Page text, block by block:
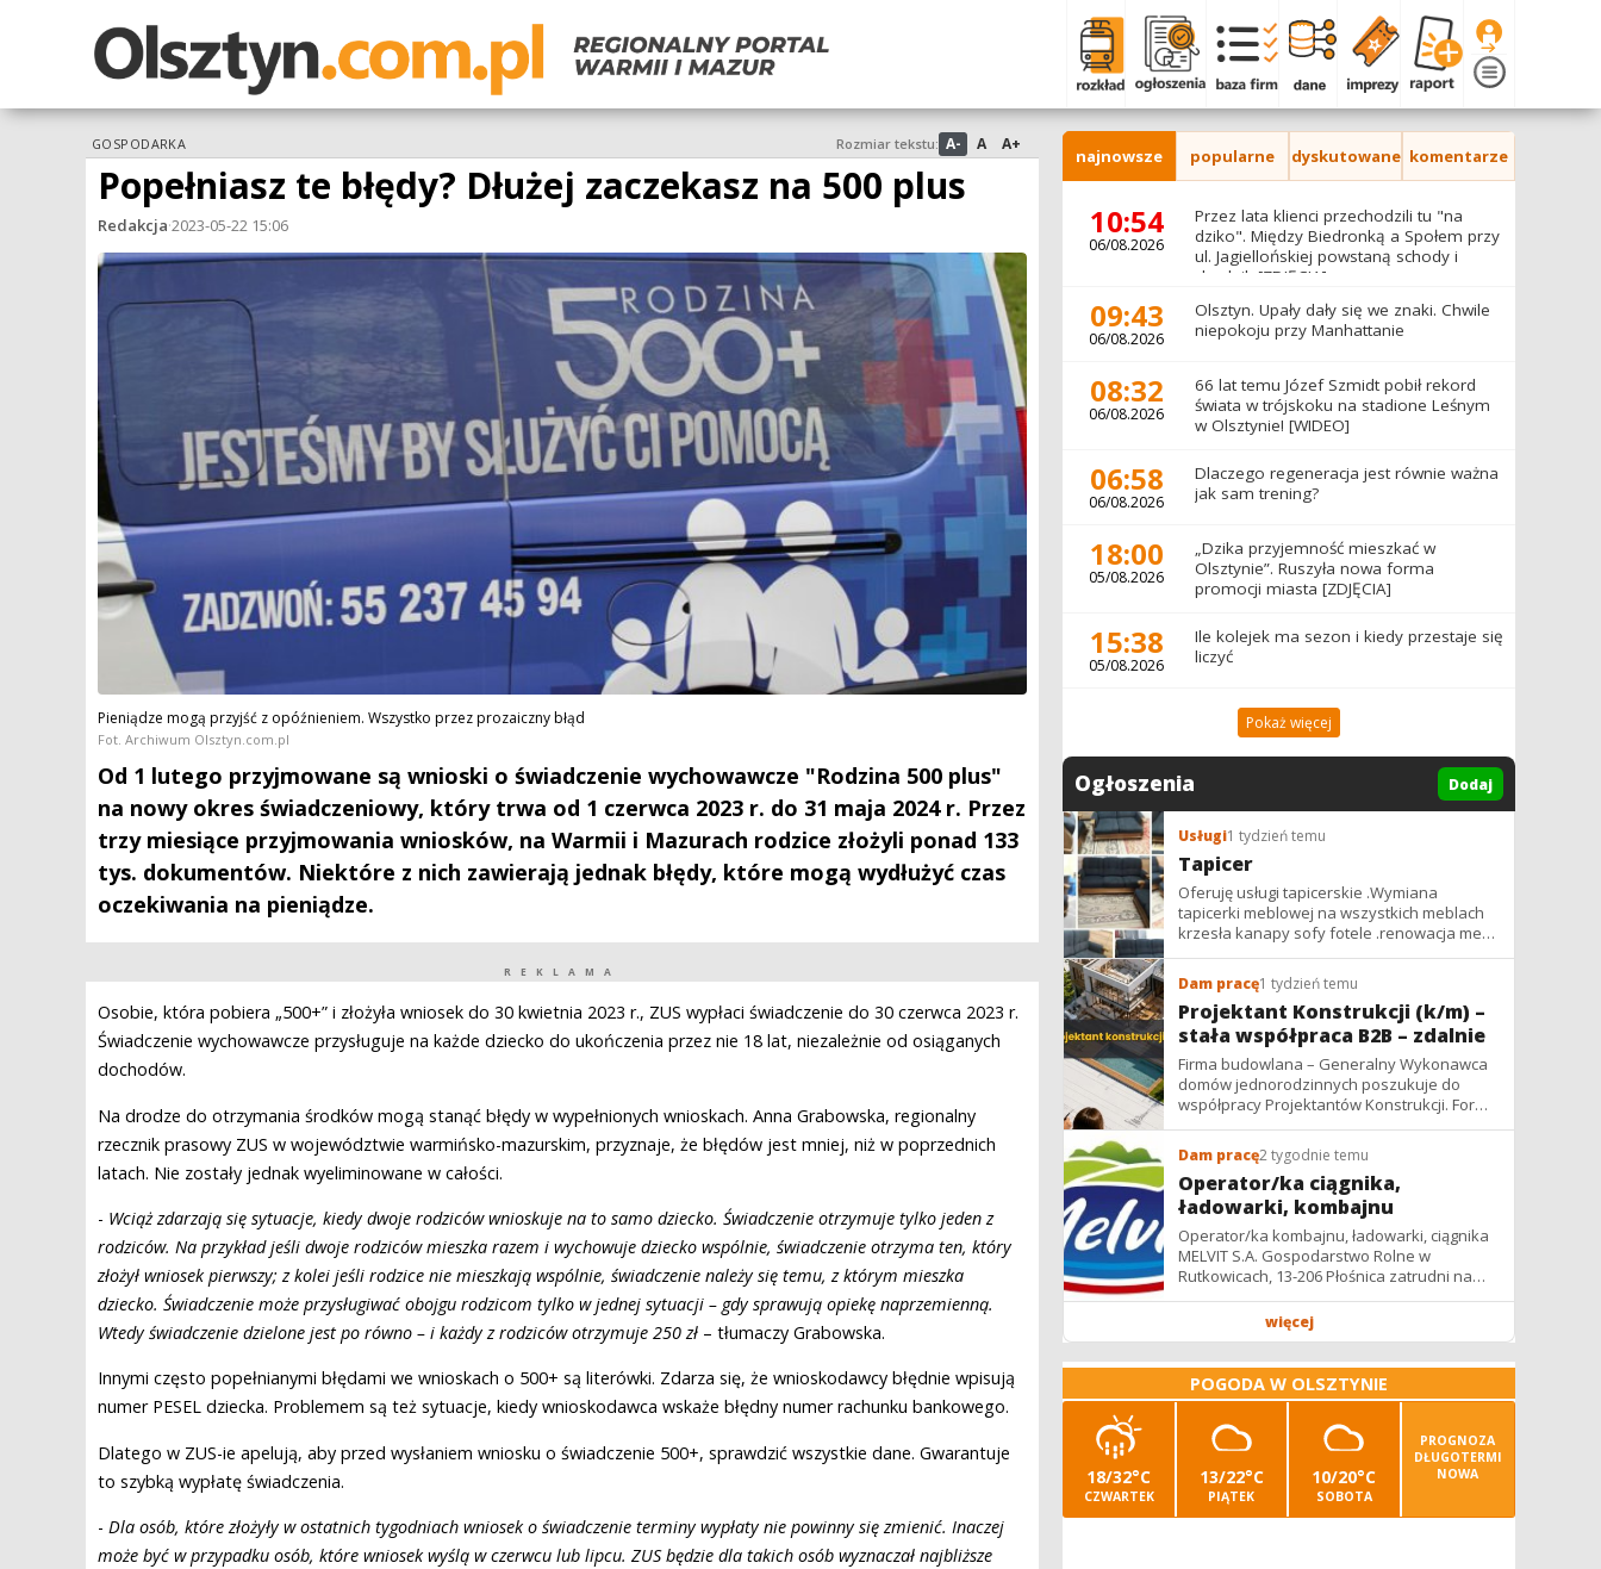
GOSPODARKA Rozmiar tekstu: A- A A+
Popełniasz te błędy? Dłużej zaczekasz na 500 plus
Redakcja·2023-05-22 15:06
Pieniądze mogą przyjść z opóźnieniem. Wszystko przez prozaiczny błąd
Fot. Archiwum Olsztyn.com.pl
Od 1 lutego przyjmowane są wnioski o świadczenie wychowawcze "Rodzina 500 plus"
na nowy okres świadczeniowy, który trwa od 1 czerwca 2023 r. do 31 maja 2024 r. Przez
trzy miesiące przyjmowania wniosków, na Warmii i Mazurach rodzice złożyli ponad 133
tys. dokumentów. Niektóre z nich zawierają jednak błędy, które mogą wydłużyć czas
oczekiwania na pieniądze.
REKLAMA
Osobie, która pobiera „500+” i złożyła wniosek do 30 kwietnia 2023 r., ZUS wypłaci świadczenie do 30 czerwca 2023 r.
Świadczenie wychowawcze przysługuje na każde dziecko do ukończenia przez nie 18 lat, niezależnie od osiąganych
dochodów.
Na drodze do otrzymania środków mogą stanąć błędy w wypełnionych wnioskach. Anna Grabowska, regionalny
rzecznik prasowy ZUS w województwie warmińsko-mazurskim, przyznaje, że błędów jest mniej, niż w poprzednich
latach. Nie zostały jednak wyeliminowane w całości.
​- Wciąż zdarzają się sytuacje, kiedy dwoje rodziców wnioskuje na to samo dziecko. Świadczenie otrzymuje tylko jeden z
rodziców. Na przykład jeśli dwoje rodziców mieszka razem i wychowuje dziecko wspólnie, świadczenie otrzyma ten, który
złożył wniosek pierwszy; z kolei jeśli rodzice nie mieszkają wspólnie, świadczenie należy się temu, z którym mieszka
dziecko. Świadczenie może przysługiwać obojgu rodzicom tylko w jednej sytuacji – gdy sprawują opiekę naprzemienną.
Wtedy świadczenie dzielone jest po równo – i każdy z rodziców otrzymuje 250 zł – tłumaczy Grabowska.
Innymi często popełnianymi błędami we wnioskach o 500+ są literówki. Zdarza się, że wnioskodawcy błędnie wpisują
numer PESEL dziecka. Problemem są też sytuacje, kiedy wnioskodawca wskaże błędny numer rachunku bankowego.
Dlatego w ZUS-ie apelują, aby przed wysłaniem wniosku o świadczenie 500+, sprawdzić wszystkie dane. Gwarantuje
to szybką wypłatę świadczenia.
- Dla osób, które złożyły w ostatnich tygodniach wniosek o świadczenie terminy wypłaty nie powinny się zmienić. Inaczej
może być w przypadku osób, które wniosek wyślą w czerwcu lub lipcu. ZUS będzie dla takich osób wyznaczał najbliższe
najnowsze popularne dyskutowane komentarze
10:54
06/08.2026
Przez lata klienci przechodzili tu "na
dziko". Między Biedronką a Społem przy
ul. Jagiellońskiej powstaną schody i
chodnik [ZDJĘCIA]
09:43
06/08.2026
Olsztyn. Upały dały się we znaki. Chwile
niepokoju przy Manhattanie
08:32
06/08.2026
66 lat temu Józef Szmidt pobił rekord
świata w trójskoku na stadione Leśnym
w Olsztynie! [WIDEO]
06:58
06/08.2026
Dlaczego regeneracja jest równie ważna
jak sam trening?
18:00
05/08.2026
„Dzika przyjemność mieszkać w
Olsztynie”. Ruszyła nowa forma
promocji miasta [ZDJĘCIA]
15:38
05/08.2026
Ile kolejek ma sezon i kiedy przestaje się
liczyć
Pokaż więcej
Ogłoszenia Dodaj
Usługi1 tydzień temu
Tapicer
Oferuję usługi tapicerskie .Wymiana
tapicerki meblowej na wszystkich meblach
krzesła kanapy sofy fotele .renowacja mebli
vintage,PRL. glamur
Dam pracę1 tydzień temu
Projektant Konstrukcji (k/m) –
stała współpraca B2B – zdalnie
Firma budowlana – Generalny Wykonawca
domów jednorodzinnych poszukuje do
współpracy Projektantów Konstrukcji. Forma
współpracy: B2B / podwykonawstwo –
Dam pracę2 tygodnie temu
Operator/ka ciągnika,
ładowarki, kombajnu
Operator/ka kombajnu, ładowarki, ciągnika
MELVIT S.A. Gospodarstwo Rolne w
Rutkowicach, 13-206 Płośnica zatrudni na
umowę zlecenie na okres żniw: -
operatora/kę kombajnu z uprawnieniami -...
więcej
POGODA W OLSZTYNIE
18/32°C
CZWARTEK
13/22°C
PIĄTEK
10/20°C
SOBOTA
PROGNOZA
DŁUGOTERMI
NOWA